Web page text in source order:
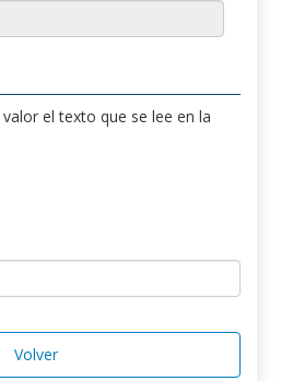
el texto que se lee en la
Volver